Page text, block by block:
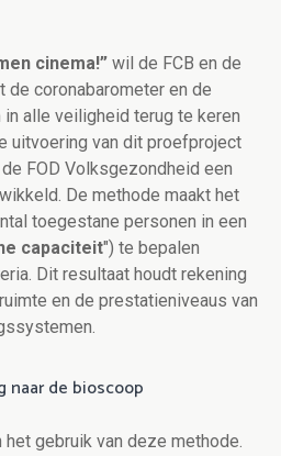
cinema!” wil de FCB en de
de coronabarometer en de
alle veiligheid terug te keren
uitvoering van dit proefproject
FOD Volksgezondheid een
De methode maakt het
toegestane personen in een
capaciteit") te bepalen
Dit resultaat houdt rekening
en de prestatieniveaus van
naar de bioscoop
het gebruik van deze methode.